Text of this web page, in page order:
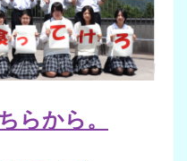
らから。